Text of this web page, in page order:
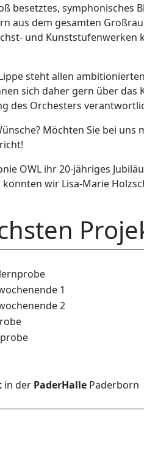
besetztes,
aus dem gesamten
und
steht allen
sich daher gern über
des Orchesters
Möchten Sie bei uns
OWL ihr 20-jähriges
wir Lisa-Marie
1
2
in der PaderHalle Paderborn